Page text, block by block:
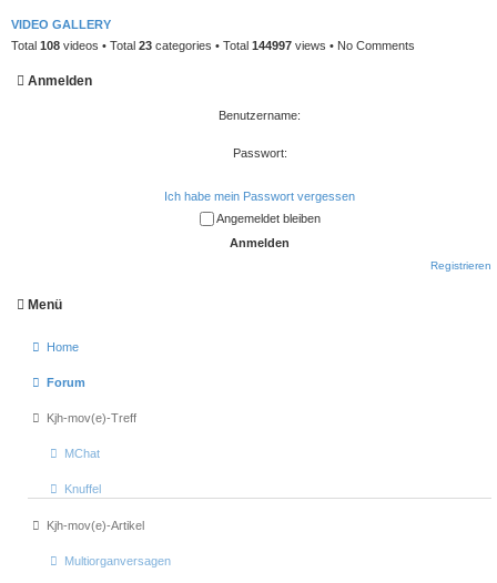
VIDEO GALLERY
Total 108 videos • Total 23 categories • Total 144997 views • No Comments
Anmelden
Benutzername:
Passwort:
Ich habe mein Passwort vergessen
Angemeldet bleiben
Registrieren
Menü
Home
Forum
Kjh-mov(e)-Treff
MChat
Knuffel
Kjh-mov(e)-Artikel
Multiorganversagen